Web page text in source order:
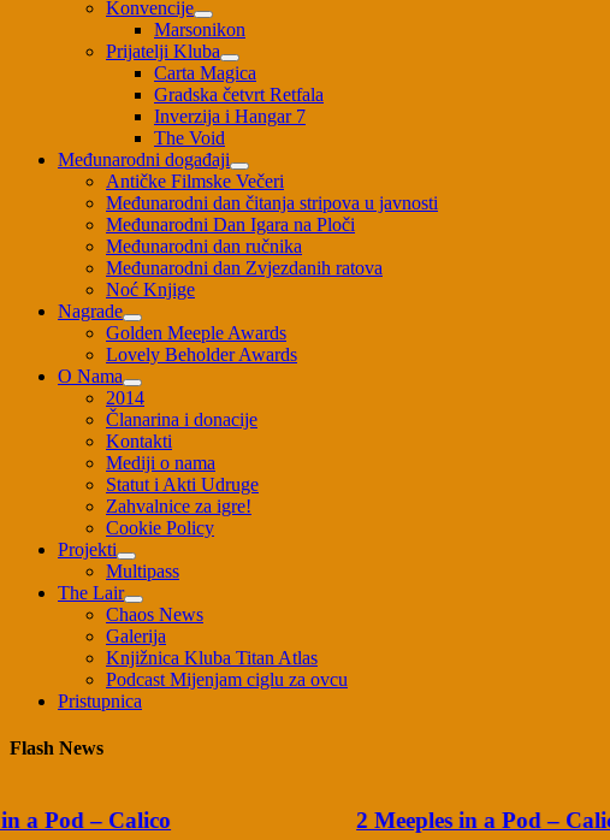
Konvencije
Marsonikon
Prijatelji Kluba
Carta Magica
Gradska četvrt Retfala
Inverzija i Hangar 7
The Void
Međunarodni događaji
Antičke Filmske Večeri
Međunarodni dan čitanja stripova u javnosti
Međunarodni Dan Igara na Ploči
Međunarodni dan ručnika
Međunarodni dan Zvjezdanih ratova
Noć Knjige
Nagrade
Golden Meeple Awards
Lovely Beholder Awards
O Nama
2014
Članarina i donacije
Kontakti
Mediji o nama
Statut i Akti Udruge
Zahvalnice za igre!
Cookie Policy
Projekti
Multipass
The Lair
Chaos News
Galerija
Knjižnica Kluba Titan Atlas
Podcast Mijenjam ciglu za ovcu
Pristupnica
Flash News
a Pod – Calico
2 Meeples in a Pod – Calico